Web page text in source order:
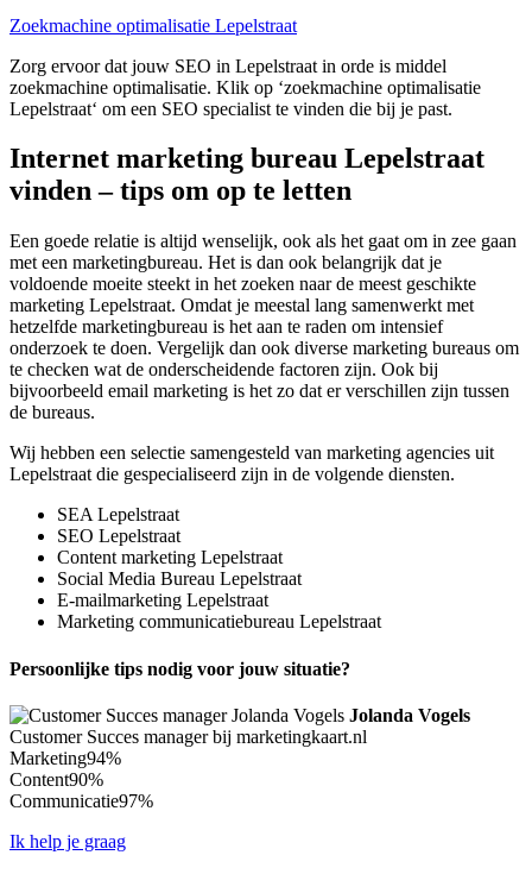
Zoekmachine optimalisatie Lepelstraat
Zorg ervoor dat jouw SEO in Lepelstraat in orde is middel
zoekmachine optimalisatie. Klik op ‘zoekmachine optimalisatie
Lepelstraat‘ om een SEO specialist te vinden die bij je past.
Internet marketing bureau Lepelstraat
vinden – tips om op te letten
Een goede relatie is altijd wenselijk, ook als het gaat om in zee gaan
met een marketingbureau. Het is dan ook belangrijk dat je
voldoende moeite steekt in het zoeken naar de meest geschikte
marketing Lepelstraat. Omdat je meestal lang samenwerkt met
hetzelfde marketingbureau is het aan te raden om intensief
onderzoek te doen. Vergelijk dan ook diverse marketing bureaus om
te checken wat de onderscheidende factoren zijn. Ook bij
bijvoorbeeld email marketing is het zo dat er verschillen zijn tussen
de bureaus.
Wij hebben een selectie samengesteld van marketing agencies uit
Lepelstraat die gespecialiseerd zijn in de volgende diensten.
SEA Lepelstraat
SEO Lepelstraat
Content marketing Lepelstraat
Social Media Bureau Lepelstraat
E-mailmarketing Lepelstraat
Marketing communicatiebureau Lepelstraat
Persoonlijke tips nodig voor jouw situatie?
Jolanda Vogels
Customer Succes manager bij marketingkaart.nl
Marketing94%
Content90%
Communicatie97%
Ik help je graag